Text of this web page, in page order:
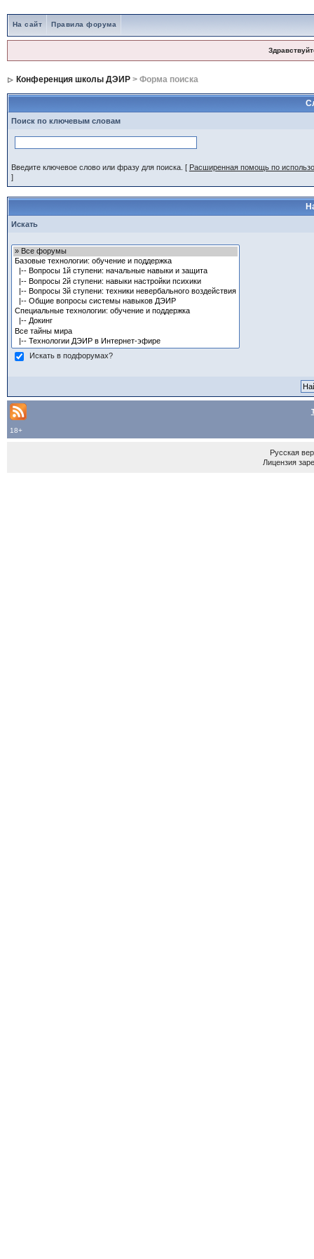
На сайт Правила форума
Конференция школы ДЭИР> Форма поиска
Поиск по ключевым словам
Введите ключевое слово или фразу для поиска. [ Расширенная помощь по
]
Искать
Искать в подфорумах?
18+
Русская
Лицензия